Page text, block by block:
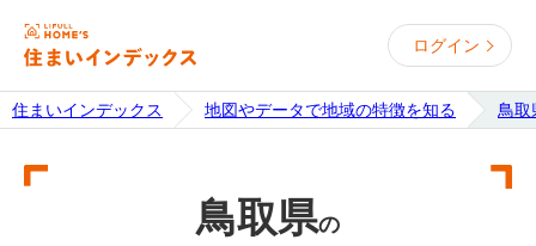
ログイン
住まいインデックス 地図やデータで地域の特徴を知る 鳥取
鳥取県の